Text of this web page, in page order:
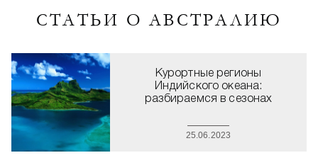
СТАТЬИ О АВСТРАЛИЮ
Курортные регионы
Индийского океана:
разбираемся в сезонах
25.06.2023